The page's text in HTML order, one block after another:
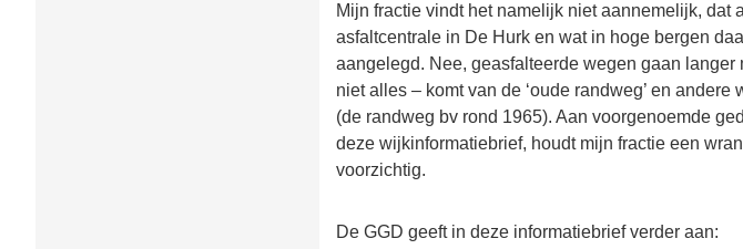
Mijn fractie vindt het namelijk niet aannemelijk, dat
asfaltcentrale in De Hurk en wat in hoge bergen
aangelegd. Nee, geasfalteerde wegen gaan
niet alles – komt van de ‘oude randweg’ en
(de randweg bv rond 1965). Aan voorgenoemde
deze wijkinformatiebrief, houdt mijn fractie een
voorzichtig.
De GGD geeft in deze informatiebrief verder aan: